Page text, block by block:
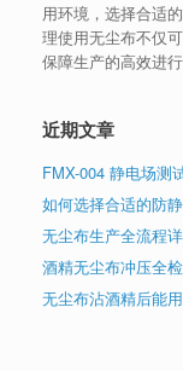
用环境，选择合适
理使用无尘布不仅
保障生产的高效进行
近期文章
FMX-004 静电场测
如何选择合适的防
无尘布生产全流程
酒精无尘布冲压全
无尘布沾酒精后能